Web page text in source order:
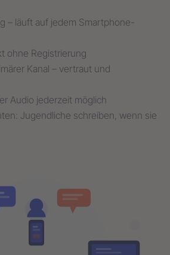
– läuft auf jedem Smartphone-
ohne Registrierung
Kanal – vertraut und
Audio jederzeit möglich
Jugendliche schreiben, wenn sie